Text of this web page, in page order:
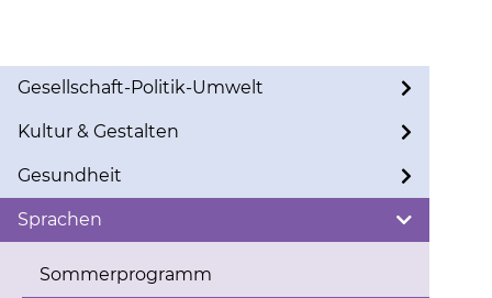
Gesellschaft-Politik-Umwelt
Kultur & Gestalten
Gesundheit
Sprachen
Sommerprogramm